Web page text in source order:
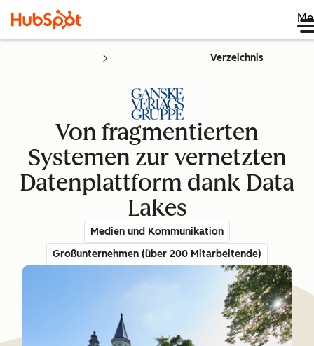
Verzeichnis
Von fragmentierten
Systemen zur vernetzten
Datenplattform dank Data
Lakes
Medien und Kommunikation
Großunternehmen (über 200 Mitarbeitende)